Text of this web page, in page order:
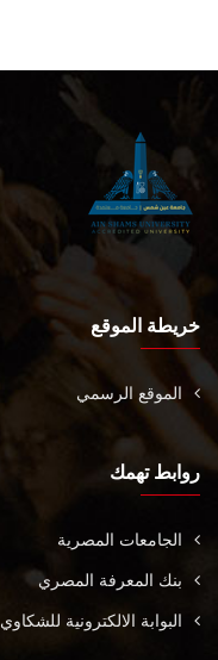
خريطة الموقع
الموقع الرسمي
روابط تهمك
الجامعات المصرية
بنك المعرفة المصري
البوابة الالكترونية للشكاوي